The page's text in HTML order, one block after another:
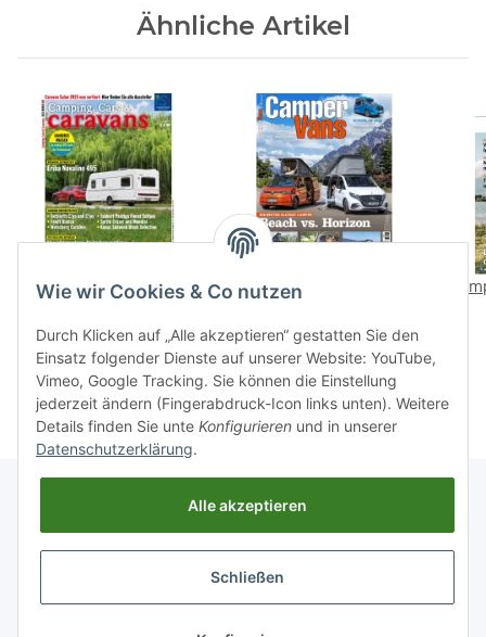
Ähnliche Artikel
Camping, Cars &
Paper oder Print-
Ausgabe
2,99 € -4,90 € *
CamperVans 7/2025 E-
Ausgabe
5,99 € -7,70 €*
Informationen
Gesetzliche Informationen
Wie wir Cookies & Co nutzen
Durch Klicken auf „Alle akzeptieren“ gestatten Sie den
Einsatz folgender Dienste auf unserer Website: YouTube,
Vimeo, Google Tracking. Sie können die Einstellung
jederzeit ändern (Fingerabdruck-Icon links unten). Weitere
Details finden Sie unte Konfigurieren und in unserer
Datenschutzerklärung.
Alle akzeptieren
Schließen